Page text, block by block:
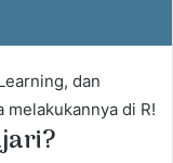
dan
di R!